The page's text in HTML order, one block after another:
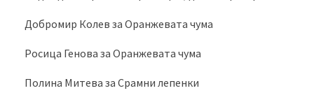
Добромир Колев за Оранжевата чума
Росица Генова за Оранжевата чума
Полина Митева за Срамни лепенки